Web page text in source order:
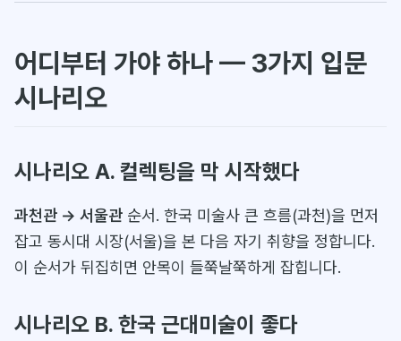
어디부터 가야 하나 — 3가지 입문
시나리오
시나리오 A. 컬렉팅을 막 시작했다
과천관 → 서울관 순서. 한국 미술사 큰 흐름(과천)을 먼저
잡고 동시대 시장(서울)을 본 다음 자기 취향을 정합니다.
이 순서가 뒤집히면 안목이 들쭉날쭉하게 잡힙니다.
시나리오 B. 한국 근대미술이 좋다